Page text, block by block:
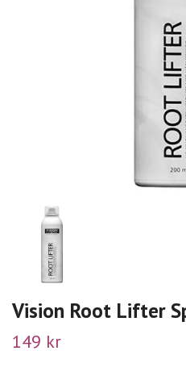
Vision Root Lifter
149 kr